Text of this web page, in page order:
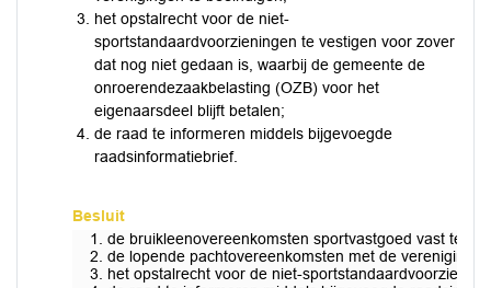
het opstalrecht voor de niet-
sportstandaardvoorzieningen te vestigen voor zover
dat nog niet gedaan is, waarbij de gemeente de
onroerendezaakbelasting (OZB) voor het
eigenaarsdeel blijft betalen;
de raad te informeren middels bijgevoegde
raadsinformatiebrief.
Besluit
de bruikleenovereenkomsten sportvastgoed vast te
de lopende pachtovereenkomsten met de
het opstalrecht voor de niet-